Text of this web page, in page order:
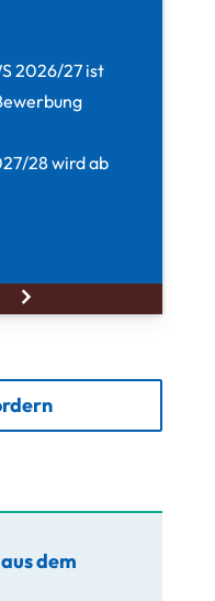
2026/27 ist
28 wird ab
dem